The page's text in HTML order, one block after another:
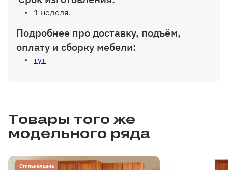
1 неделя.
Подробнее про доставку, подъём,
оплату и сборку мебели:
тут
Товары того же
модельного ряда
Стильная цена